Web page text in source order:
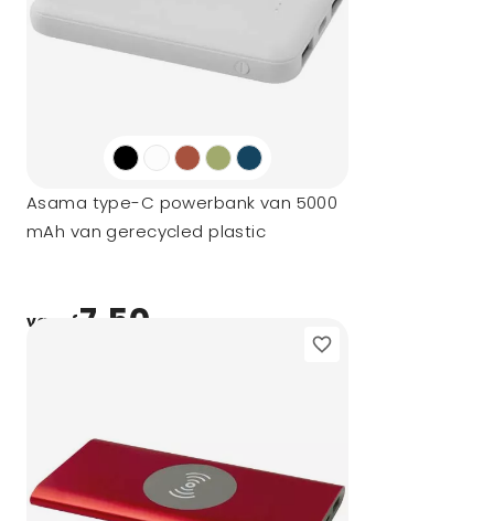
Asama type-C powerbank van 5000
mAh van gerecycled plastic
vanaf7,50